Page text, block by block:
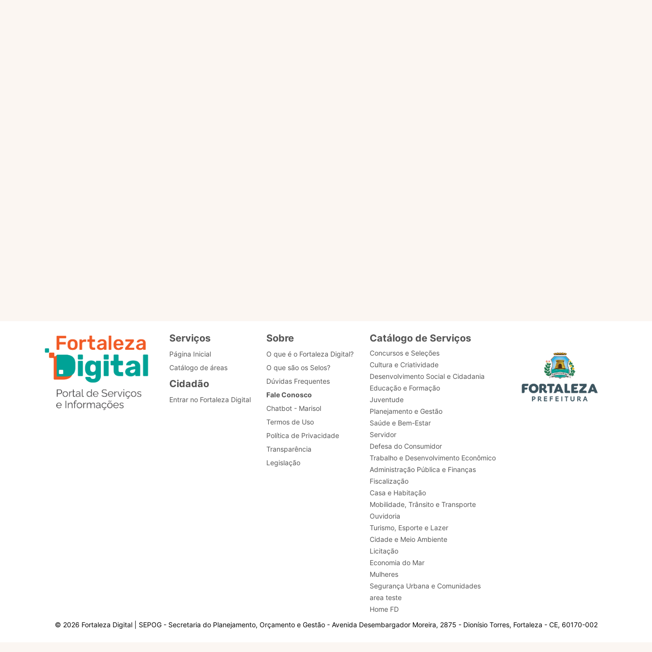
Serviços
Página Inicial
Catálogo de áreas
Cidadão
Entrar no Fortaleza Digital
Sobre
O que é o Fortaleza Digital?
O que são os Selos?
Dúvidas Frequentes
Fale Conosco
Chatbot - Marisol
Termos de Uso
Política de Privacidade
Transparência
Legislação
Catálogo de Serviços
Concursos e Seleções
Cultura e Criatividade
Desenvolvimento Social e Cidadania
Educação e Formação
Juventude
Planejamento e Gestão
Saúde e Bem-Estar
Servidor
Defesa do Consumidor
Trabalho e Desenvolvimento Econômico
Administração Pública e Finanças
Fiscalização
Casa e Habitação
Mobilidade, Trânsito e Transporte
Ouvidoria
Turismo, Esporte e Lazer
Cidade e Meio Ambiente
Licitação
Economia do Mar
Mulheres
Segurança Urbana e Comunidades
area teste
Home FD
© 2026 Fortaleza Digital | SEPOG - Secretaria do Planejamento, Orçamento e Gestão - Avenida Desembargador Moreira, 2875 - Dionísio Torres, Fortaleza - CE, 60170-002